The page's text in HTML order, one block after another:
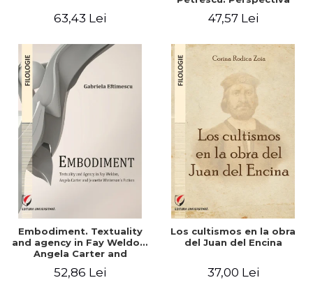
63,43 Lei 47,57 Lei
Embodiment. Textuality
and agency in Fay Weldon,
Angela Carter and
fiction
52,86 Lei
Los cultismos en la obra
del Juan del Encina
37,00 Lei